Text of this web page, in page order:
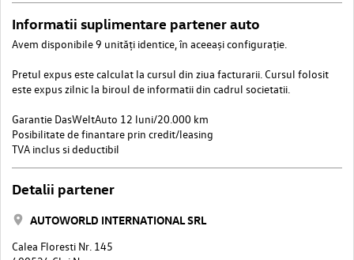
Informatii suplimentare partener auto
Avem disponibile 9 unități identice, în aceeași configurație.
Pretul expus este calculat la cursul din ziua facturarii. Cursul folosit
este expus zilnic la biroul de informatii din cadrul societatii.
Garantie DasWeltAuto 12 luni/20.000 km
Posibilitate de finantare prin credit/leasing
TVA inclus si deductibil
Detalii partener
AUTOWORLD INTERNATIONAL SRL
Calea Floresti Nr. 145